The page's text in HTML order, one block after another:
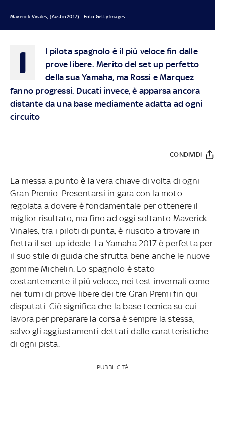
Maverick Vinales, (Austin 2017) - Foto Getty Images
I
l pilota spagnolo è il più veloce fin dalle
prove libere. Merito del set up perfetto
della sua Yamaha, ma Rossi e Marquez
fanno progressi. Ducati invece, è apparsa ancora
distante da una base mediamente adatta ad ogni
circuito
CONDIVIDI
La messa a punto è la vera chiave di volta di ogni
Gran Premio. Presentarsi in gara con la moto
regolata a dovere è fondamentale per ottenere il
miglior risultato, ma fino ad oggi soltanto Maverick
Vinales, tra i piloti di punta, è riuscito a trovare in
fretta il set up ideale. La Yamaha 2017 è perfetta per
il suo stile di guida che sfrutta bene anche le nuove
gomme Michelin. Lo spagnolo è stato
costantemente il più veloce, nei test invernali come
nei turni di prove libere dei tre Gran Premi fin qui
disputati. Ciò significa che la base tecnica su cui
lavora per preparare la corsa è sempre la stessa,
salvo gli aggiustamenti dettati dalle caratteristiche
di ogni pista.
PUBBLICITÀ